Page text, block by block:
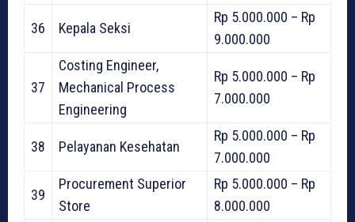
36 Kepala Seksi
Rp 5.000.000 – Rp
9.000.000
37
Costing Engineer,
Mechanical Process
Engineering
Rp 5.000.000 – Rp
7.000.000
38 Pelayanan Kesehatan
Rp 5.000.000 – Rp
7.000.000
39
Procurement Superior
Store
Rp 5.000.000 – Rp
8.000.000